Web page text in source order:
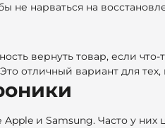
не нарваться на
вернуть товар, если
отличный вариант для тех,
и Samsung. Часто у